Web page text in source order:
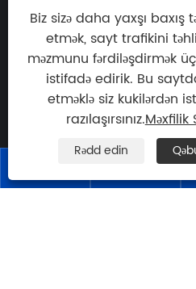

+39-02-2247-7576

E-poçt:
sales@teffiko.com
Ünvan: Via Luigi
Milanese Mi İtaliya
Biz sizə daha yaxşı baxış
etmək, sayt trafikini
məzmunu fərdiləşdirmək
istifadə edirik. Bu
etməklə siz kukilərdən
razılaşırsınız.Məxfilik
Rədd edin